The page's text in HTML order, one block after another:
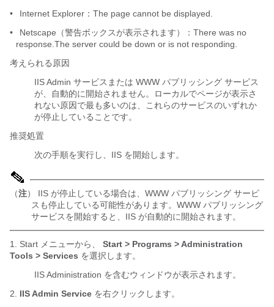
•
Internet Explorer：The page cannot be displayed.
•
Netscape（警告ボックスが表示されます）：There was no
response.The server could be down or is not responding.
考えられる原因
IIS Admin サービスまたは WWW パブリッシング サービス
が、自動的に開始されません。ローカルでページが表示さ
れない原因で最も多いのは、これらのサービスのいずれか
が停止していることです。
推奨処置
次の手順を実行し、IIS を開始します。
（注） IIS が停止している場合は、WWW パブリッシング サービ
スも停止している可能性があります。WWW パブリッシング
サービスを開始すると、IIS が自動的に開始されます。
1. Start メニューから、
Start > Programs > Administration
Tools > Services を選択します。
IIS Administration を含むウィンドウが表示されます。
2. IIS Admin Service を右クリックします。